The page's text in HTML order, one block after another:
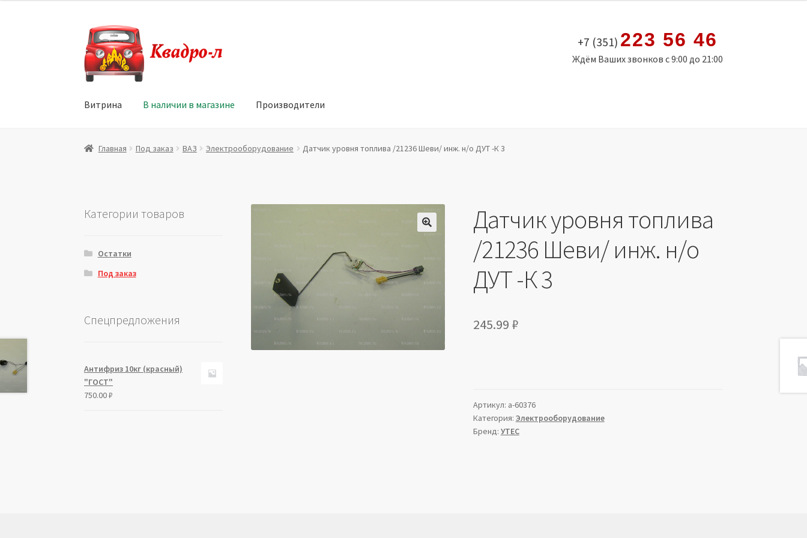
Перейти
к
навигации
Перейти
к
содержимому
+7 (351) 223 56 46
Ждём Ваших звонков с 9:00 до 21:00
Витрина В наличии в магазине Производители
Главная Витрина Мой аккаунт Политика в отношении обработки персональных данных Производители
Главная Под заказ ВАЗ Электрооборудование Датчик уровня топлива /21236 Шеви/ инж. н/о ДУТ -К 3
Датчик уровня топлива
/21236 Шеви/ инж. н/о
ДУТ -К 3
245.99 ₽
Артикул: a-60376
Категория: Электрооборудование
Бренд: УТЕС
Категории товаров
Остатки
Под заказ
Спецпредложения
Антифриз 10кг (красный)
"ГОСТ"
750.00₽